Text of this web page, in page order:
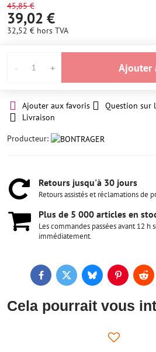
45,85 €
39,02 €
32,52 € hors TVA
Ajouter aux favoris Question sur
Livraison
Producteur:
Retours jusqu'à 30 jours
Retours assistés et réclamations de
Plus de 5 000 articles en
Les commandes passées avant 12 h
immédiatement.
FacebookTwitterBlueskyPinterest
Cela pourrait vous